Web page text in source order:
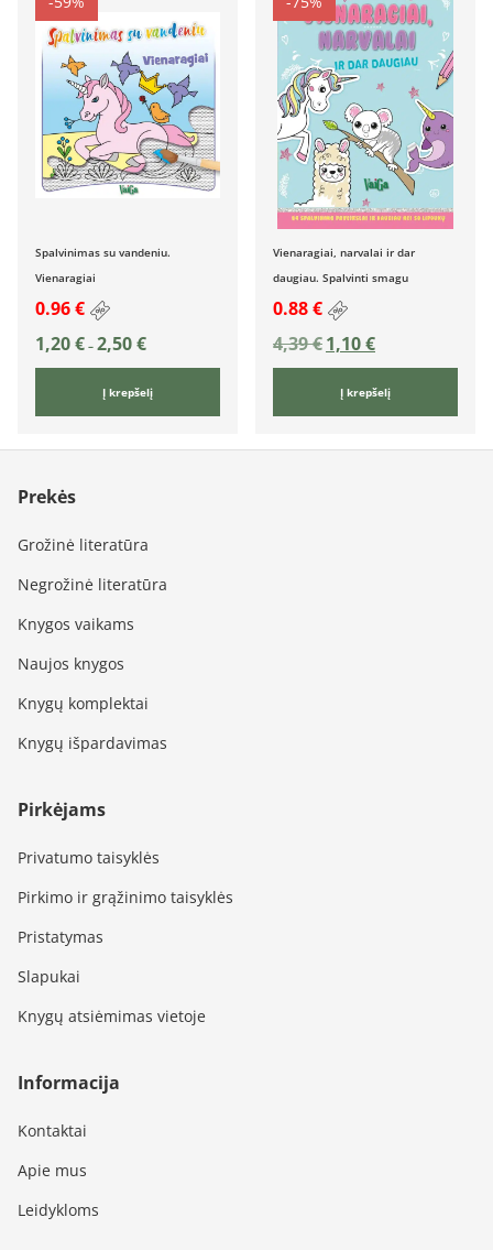
Spalvinimas su vandeniu.
Vienaragiai
0.96 €
1,20€ – 2,50€
Į krepšelį
Vienaragiai, narvalai ir dar
daugiau. Spalvinti smagu
0.88 €
4,39€1,10€
Į krepšelį
Prekės
Grožinė literatūra
Negrožinė literatūra
Knygos vaikams
Naujos knygos
Knygų komplektai
Knygų išpardavimas
Pirkėjams
Privatumo taisyklės
Pirkimo ir grąžinimo taisyklės
Pristatymas
Slapukai
Knygų atsiėmimas vietoje
Informacija
Kontaktai
Apie mus
Leidykloms